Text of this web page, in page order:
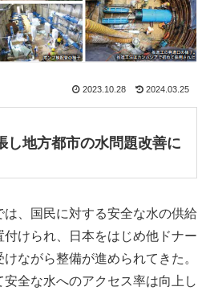
2023.10.28 2024.03.25
地方都市の水問題改善に
、国民に対する安全な水の供給
けられ、日本をはじめ他ドナー
ながら整備が進められてきた。
全な水へのアクセス率は向上し